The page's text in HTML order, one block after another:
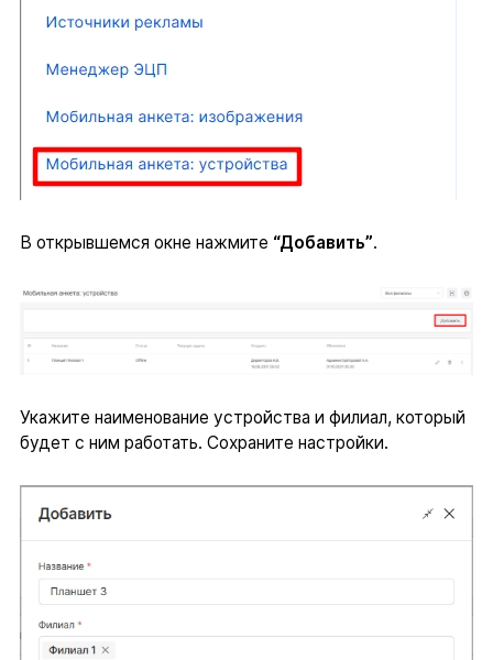
В открывшемся окне нажмите “Добавить”.
Укажите наименование устройства и филиал, который
будет с ним работать. Сохраните настройки.